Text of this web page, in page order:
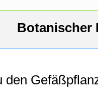
Botanischer
den